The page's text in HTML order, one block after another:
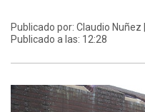
Publicado por: Claudio Nuñez |
Publicado a las: 12:28